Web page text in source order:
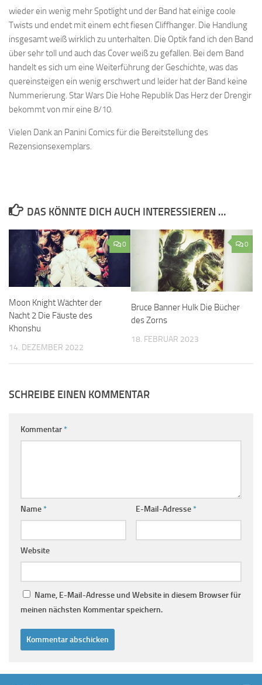
wieder ein wenig mehr Spotlight und der Band hat einige coole
Twists und endet mit einem echt fiesen Cliffhanger. Die Handlung
insgesamt weiß wirklich zu unterhalten. Die Optik fand ich den Band
über sehr toll und auch das Cover weiß zu gefallen. Bei dem Band
handelt es sich um eine Weiterführung der Geschichte, was das
quereinsteigen ein wenig erschwert und leider hat der Band keine
Nummerierung. Star Wars Die Hohe Republik Das Herz der Drengir
bekommt von mir eine 8/10.
Vielen Dank an Panini Comics für die Bereitstellung des
Rezensionsexemplars.
DAS KÖNNTE DICH AUCH INTERESSIEREN …
0
Moon Knight Wächter der
Nacht 2 Die Fäuste des
Khonshu
14. DEZEMBER 2022
0
Bruce Banner Hulk Die Bücher
des Zorns
18. FEBRUAR 2023
SCHREIBE EINEN KOMMENTAR
Kommentar*
Name* E-Mail-Adresse*
Website
Name, E-Mail-Adresse und Website in diesem Browser für
meinen nächsten Kommentar speichern.